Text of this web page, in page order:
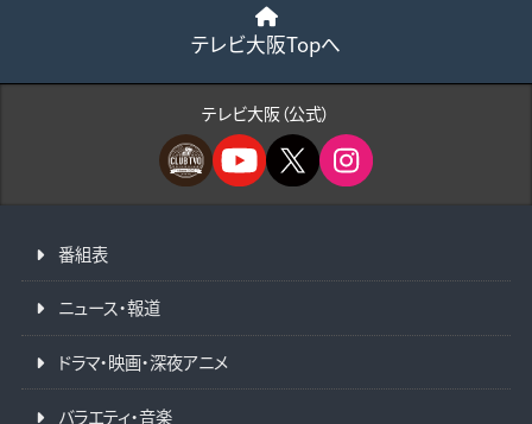
テレビ大阪Topへ
テレビ大阪（公式）
番組表
ニュース・報道
ドラマ・映画・深夜アニメ
バラエティ・音楽